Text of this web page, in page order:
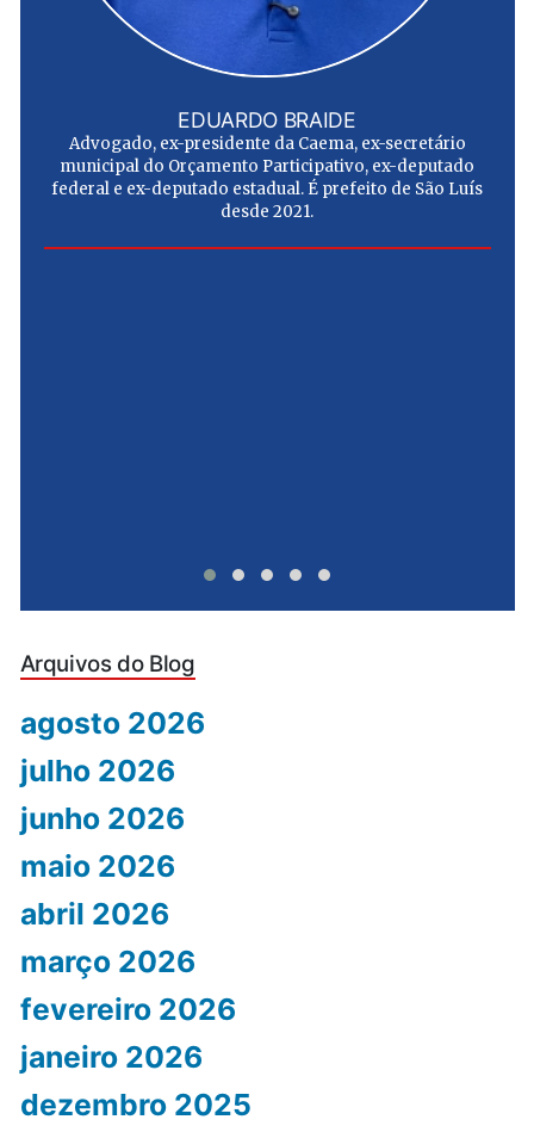
EDUARDO BRAIDE
Advogado, ex-presidente da Caema, ex-secretário
municipal do Orçamento Participativo, ex-deputado
federal e ex-deputado estadual. É prefeito de São Luís
desde 2021.
Arquivos do Blog
agosto 2026
julho 2026
junho 2026
maio 2026
abril 2026
março 2026
fevereiro 2026
janeiro 2026
dezembro 2025